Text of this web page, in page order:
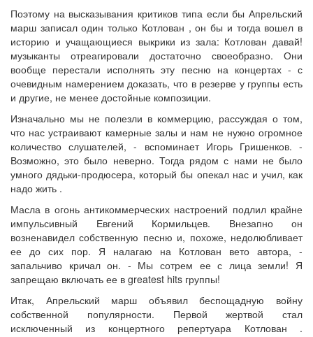
Поэтому на высказывания критиков типа если бы Апрельский
марш записал один только Котлован , он бы и тогда вошел в
историю и учащающиеся выкрики из зала: Котлован давай!
музыканты отреагировали достаточно своеобразно. Они
вообще перестали исполнять эту песню на концертах - с
очевидным намерением доказать, что в резерве у группы есть
и другие, не менее достойные композиции.
Изначально мы не полезли в коммерцию, рассуждая о том,
что нас устраивают камерные залы и нам не нужно огромное
количество слушателей, - вспоминает Игорь Гришенков. -
Возможно, это было неверно. Тогда рядом с нами не было
умного дядьки-продюсера, который бы опекал нас и учил, как
надо жить .
Масла в огонь антикоммерческих настроений подлил крайне
импульсивный Евгений Кормильцев. Внезапно он
возненавидел собственную песню и, похоже, недолюбливает
ее до сих пор. Я налагаю на Котлован вето автора, -
запальчиво кричал он. - Мы сотрем ее с лица земли! Я
запрещаю включать ее в greatest hits группы!
Итак, Апрельский марш объявил беспощадную войну
собственной популярности. Первой жертвой стал
исключенный из концертного репертуара Котлован .